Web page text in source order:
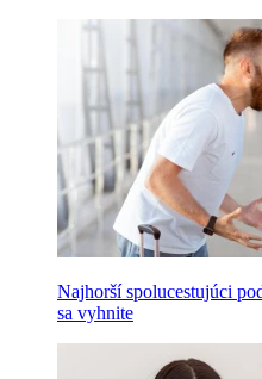
Najhorší spolucestujúci
sa vyhnite